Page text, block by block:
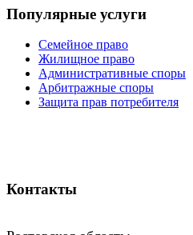
Популярные услуги
Семейное право
Жилищное право
Административные споры
Арбитражные споры
Защита прав потребителя
Контакты